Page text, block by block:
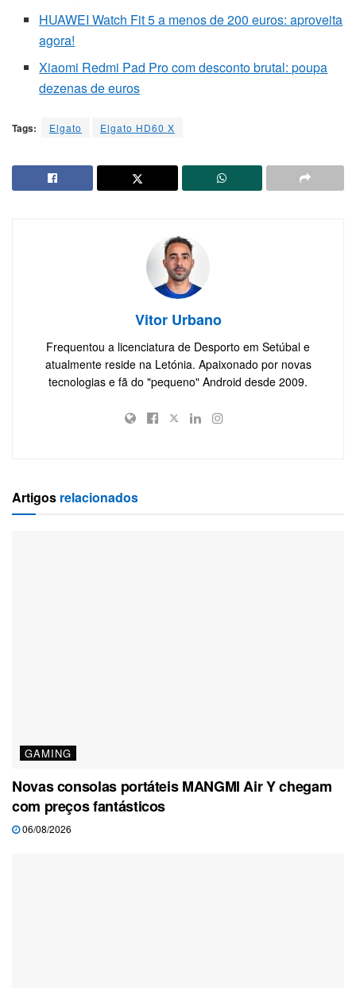
HUAWEI Watch Fit 5 a menos de 200 euros: aproveita
agora!
Xiaomi Redmi Pad Pro com desconto brutal: poupa
dezenas de euros
Tags: Elgato Elgato HD60 X
Vitor Urbano
Frequentou a licenciatura de Desporto em Setúbal e
atualmente reside na Letónia. Apaixonado por novas
tecnologias e fã do "pequeno" Android desde 2009.
Artigos relacionados
GAMING
Novas consolas portáteis MANGMI Air Y chegam
com preços fantásticos
06/08/2026